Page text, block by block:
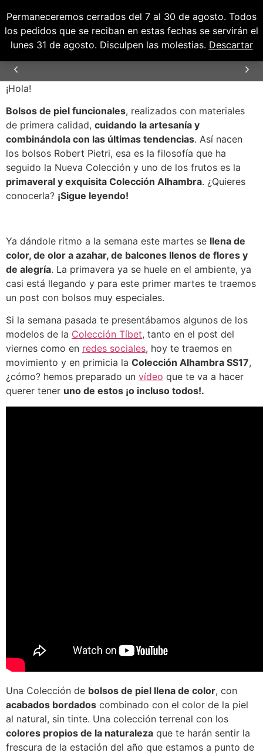
Permaneceremos cerrados del 7 al 30 de agosto. Todos
los pedidos que se reciban en estas fechas se servirán el
lunes 31 de agosto. Disculpen las molestias. Descartar
0,00€
0
TIEMPO DE ENTREGA
¡Hola!
Bolsos de piel funcionales, realizados con materiales
de primera calidad, cuidando la artesanía y
combinándola con las últimas tendencias. Así nacen
los bolsos Robert Pietri, esa es la filosofía que ha
seguido la Nueva Colección y uno de los frutos es la
primaveral y exquisita Colección Alhambra. ¿Quieres
conocerla? ¡Sigue leyendo!
Ya dándole ritmo a la semana este martes se llena de
color, de olor a azahar, de balcones llenos de flores y
de alegría. La primavera ya se huele en el ambiente, ya
casi está llegando y para este primer martes te traemos
un post con bolsos muy especiales.
Si la semana pasada te presentábamos algunos de los
modelos de la Colección Tíbet, tanto en el post del
viernes como en redes sociales, hoy te traemos en
movimiento y en primicia la Colección Alhambra SS17,
¿cómo? hemos preparado un vídeo que te va a hacer
querer tener uno de estos ¡o incluso todos!.
Una Colección de bolsos de piel llena de color, con
acabados bordados combinado con el color de la piel
al natural, sin tinte. Una colección terrenal con los
colores propios de la naturaleza que te harán sentir la
frescura de la estación del año que estamos a punto de